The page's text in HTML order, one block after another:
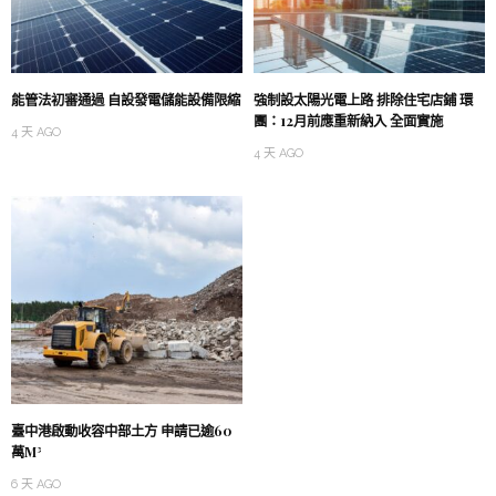
能管法初審通過 自設發電儲能設備限縮
4 天 AGO
強制設太陽光電上路 排除住宅店鋪 環
團：12月前應重新納入 全面實施
4 天 AGO
臺中港啟動收容中部土方 申請已逾60
萬M³
6 天 AGO